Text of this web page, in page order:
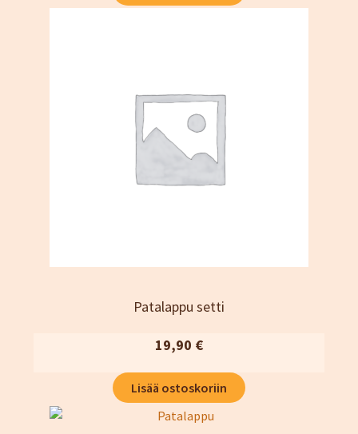
Patalappu setti
19,90 €
Lisää ostoskoriin